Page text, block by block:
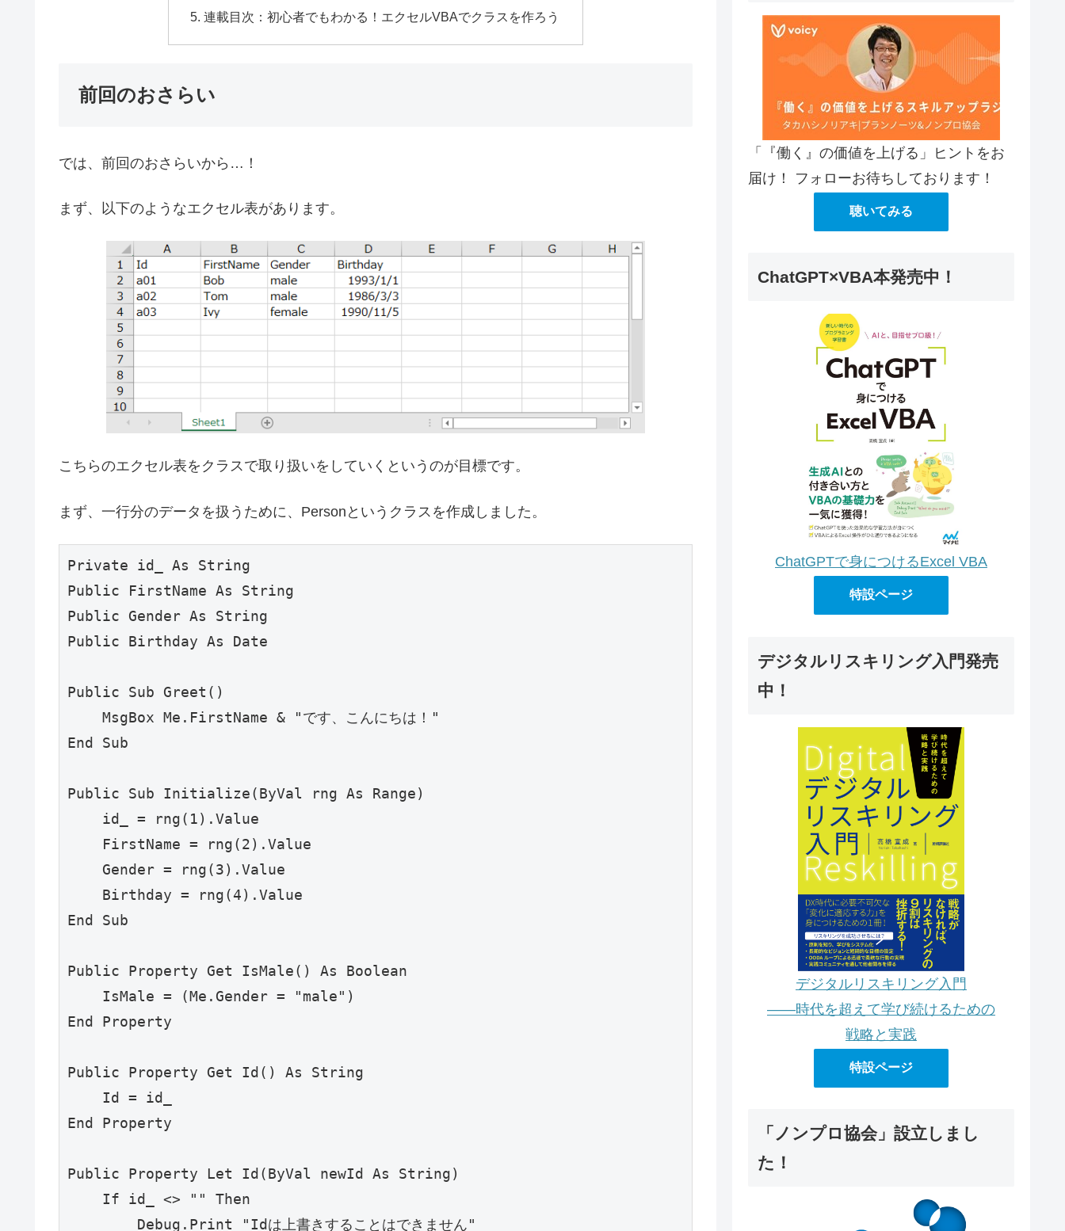
連載目次：初心者でもわかる！エクセルVBAでクラスを作ろう
前回のおさらい
では、前回のおさらいから…！
まず、以下のようなエクセル表があります。
こちらのエクセル表をクラスで取り扱いをしていくというのが目標です。
まず、一行分のデータを扱うために、Personというクラスを作成しました。
Private id_ As String
Public FirstName As String
Public Gender As String
Public Birthday As Date
Public Sub Greet()
    MsgBox Me.FirstName & "です、こんにちは！"
End Sub
Public Sub Initialize(ByVal rng As Range)
    id_ = rng(1).Value
    FirstName = rng(2).Value
    Gender = rng(3).Value
    Birthday = rng(4).Value
End Sub
Public Property Get IsMale() As Boolean
    IsMale = (Me.Gender = "male")
End Property
Public Property Get Id() As String
    Id = id_
End Property
Public Property Let Id(ByVal newId As String)
    If id_ <> "" Then
        Debug.Print "Idは上書きすることはできません"
「『働く』の価値を上げる」ヒントをお
届け！ フォローお待ちしております！
聴いてみる
ChatGPT×VBA本発売中！
ChatGPTで身につけるExcel VBA
特設ページ
デジタルリスキリング入門発売
中！
デジタルリスキリング入門
――時代を超えて学び続けるための
戦略と実践
特設ページ
「ノンプロ協会」設立しまし
た！